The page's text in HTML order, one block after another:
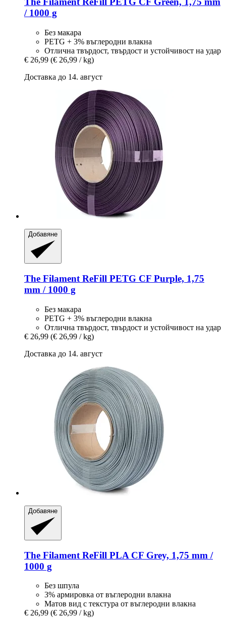
/ 1000 g
Без макара
PETG + 3% въглеродни влакна
Отлична твърдост, твърдост и устойчивост на удар
€ 26,99 (€ 26,99 / kg)
Доставка до 14. август
Добавяне
The Filament ReFill PETG CF Purple, 1,75
mm / 1000 g
Без макара
PETG + 3% въглеродни влакна
Отлична твърдост, твърдост и устойчивост на удар
€ 26,99 (€ 26,99 / kg)
Доставка до 14. август
Добавяне
The Filament ReFill PLA CF Grey, 1,75 mm /
1000 g
Без шпула
3% армировка от въглеродни влакна
Матов вид с текстура от въглеродни влакна
€ 26,99 (€ 26,99 / kg)